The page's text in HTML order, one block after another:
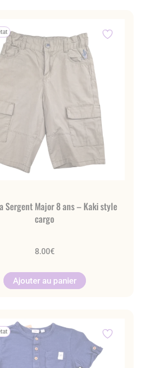
Sergent Major 8 ans – Kaki style
cargo
8.00€
Ajouter au panier